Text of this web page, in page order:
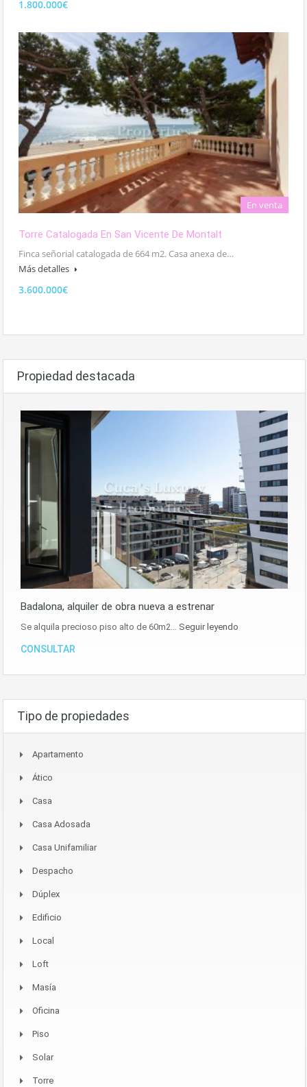
1.800.000€
En venta
Torre Catalogada En San Vicente De Montalt
Finca señorial catalogada de 664 m2. Casa anexa de…
Más detalles
3.600.000€
Propiedad destacada
Badalona, alquiler de obra nueva a estrenar
Se alquila precioso piso alto de 60m2… Seguir leyendo
CONSULTAR
Tipo de propiedades
Apartamento
Ático
Casa
Casa Adosada
Casa Unifamiliar
Despacho
Dúplex
Edificio
Local
Loft
Masía
Oficina
Piso
Solar
Torre